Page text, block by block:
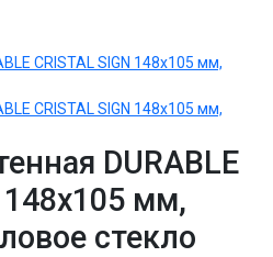
DURABLE
148х105 мм,
стекло